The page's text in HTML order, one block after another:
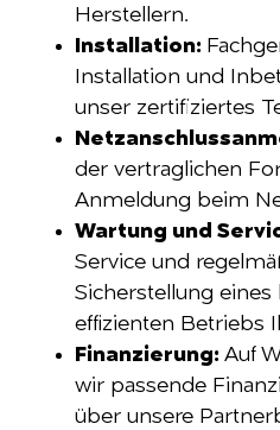
Herstellern.
Installation:
Installation und
unser zertifiziertes
der vertraglichen
Anmeldung beim
Wartung und
Service und
Sicherstellung eines
effizienten Betriebs
Finanzierung:Auf
wir passende
über unsere